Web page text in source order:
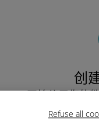
Refuse all
创
开始使用您的
尽